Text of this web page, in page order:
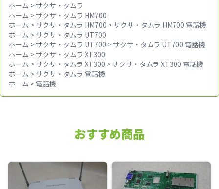
ホーム > サクサ・タムラ
ホーム > サクサ・タムラ HM700
ホーム > サクサ・タムラ HM700 > サクサ・タムラ HM700 電話機
ホーム > サクサ・タムラ UT700
ホーム > サクサ・タムラ UT700 > サクサ・タムラ UT700 電話機
ホーム > サクサ・タムラ XT300
ホーム > サクサ・タムラ XT300 > サクサ・タムラ XT300 電話機
ホーム > サクサ・タムラ 電話機
ホーム > 電話機
おすすめ商品